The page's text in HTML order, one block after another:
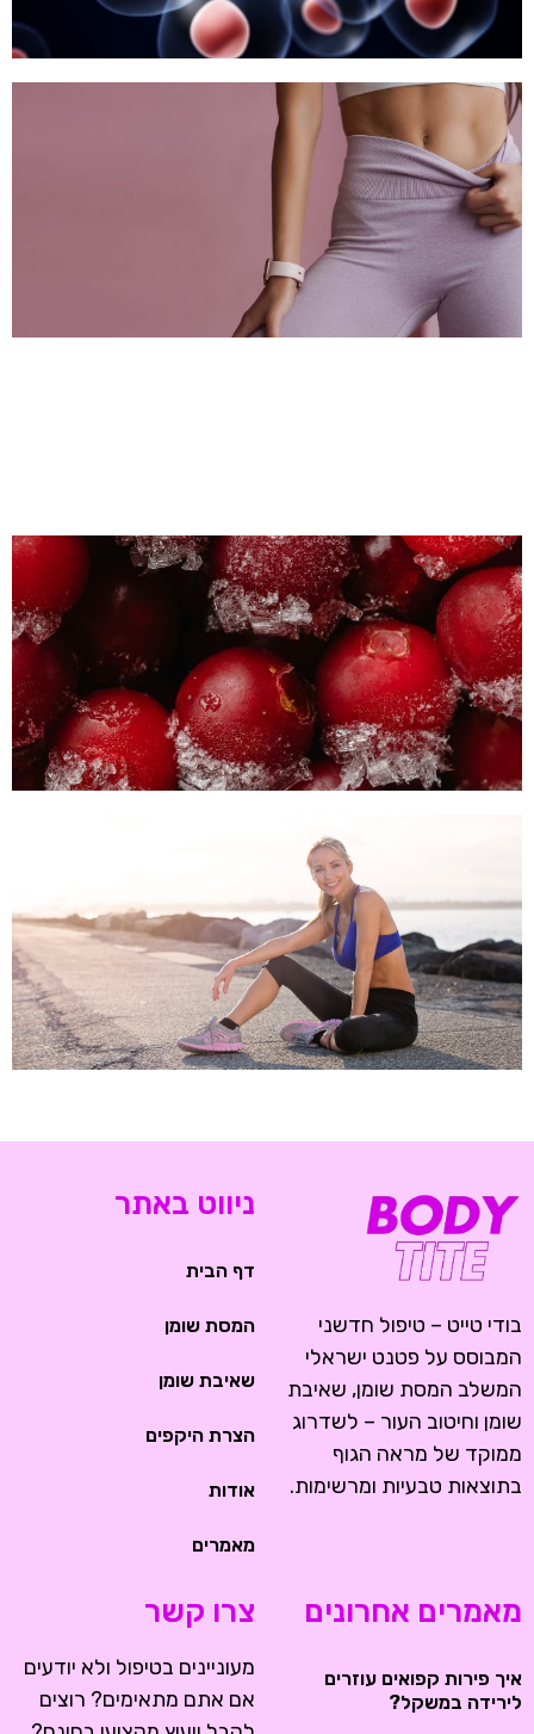
בודי טייט – טיפול חדשני
המבוסס על פטנט ישראלי
המשלב המסת שומן, שאיבת
שומן וחיטוב העור – לשדרוג
ממוקד של מראה הגוף
בתוצאות טבעיות ומרשימות.
ניווט באתר
דף הבית
המסת שומן
שאיבת שומן
הצרת היקפים
אודות
מאמרים
מאמרים אחרונים
איך פירות קפואים עוזרים
לירידה במשקל?
צרו קשר
מעוניינים בטיפול ולא יודעים
אם אתם מתאימים? רוצים